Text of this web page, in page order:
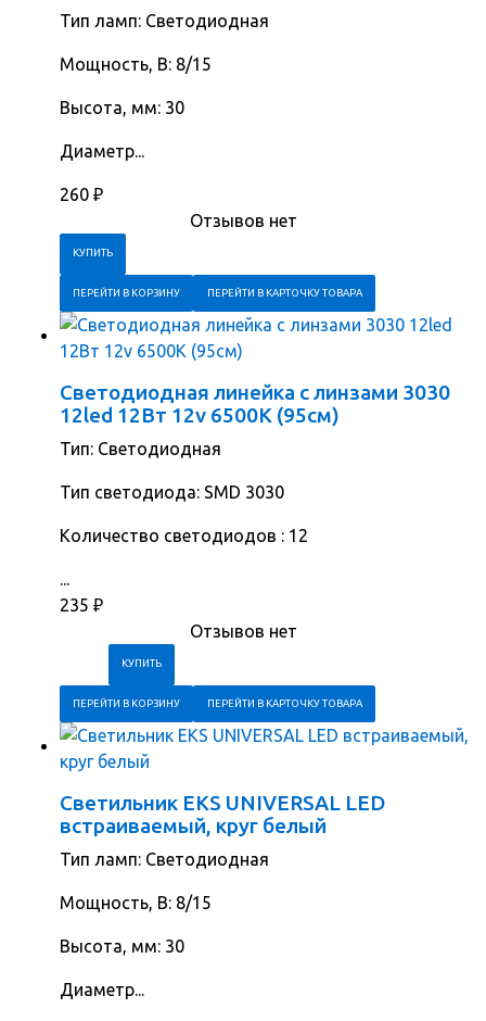
Тип ламп: Светодиодная
Мощность, В: 8/15
Высота, мм: 30
Диаметр...
260 ₽
Отзывов нет
ПЕРЕЙТИ В КОРЗИНУ ПЕРЕЙТИ В КАРТОЧКУ ТОВАРА
Светодиодная линейка с линзами 3030
12led 12Вт 12v 6500K (95см)
Тип: Светодиодная
Тип светодиода: SMD 3030
Количество светодиодов : 12
...
235 ₽
Отзывов нет
ПЕРЕЙТИ В КОРЗИНУ ПЕРЕЙТИ В КАРТОЧКУ ТОВАРА
Светильник EKS UNIVERSAL LED
встраиваемый, круг белый
Тип ламп: Светодиодная
Мощность, В: 8/15
Высота, мм: 30
Диаметр...